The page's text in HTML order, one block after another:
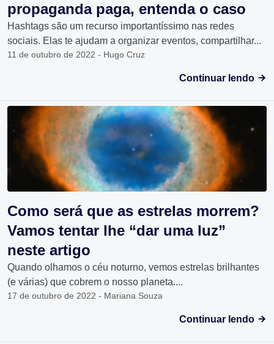
propaganda paga, entenda o caso
Hashtags são um recurso importantíssimo nas redes
sociais. Elas te ajudam a organizar eventos, compartilhar...
11 de outubro de 2022 - Hugo Cruz
Continuar lendo
Como será que as estrelas morrem?
Vamos tentar lhe “dar uma luz”
neste artigo
Quando olhamos o céu noturno, vemos estrelas brilhantes
(e várias) que cobrem o nosso planeta....
17 de outubro de 2022 - Mariana Souza
Continuar lendo